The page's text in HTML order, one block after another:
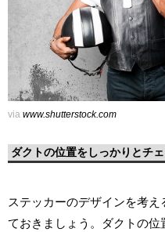
via www.shutterstock.com
ダクトの位置をしっかりとチェ
ステッカーのデザインを考
ておきましょう。ダクトの位